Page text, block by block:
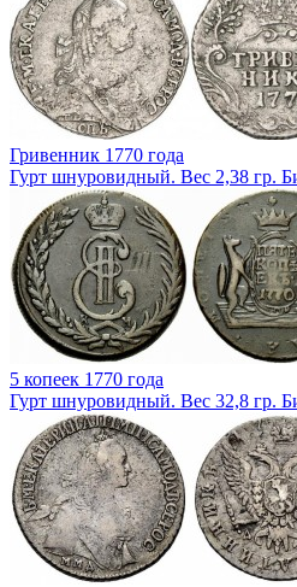
Гривенник 1770 года
Гурт шнуровидный. Вес 2,38 гр.
5 копеек 1770 года
Гурт шнуровидный. Вес 32,8 гр.